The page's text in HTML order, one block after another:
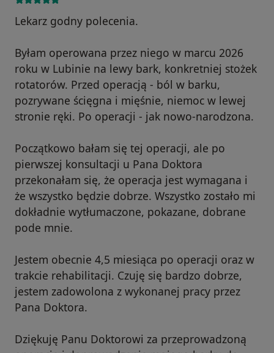
Lekarz godny polecenia.
Byłam operowana przez niego w marcu 2026
roku w Lubinie na lewy bark, konkretniej stożek
rotatorów. Przed operacją - ból w barku,
pozrywane ścięgna i mięśnie, niemoc w lewej
stronie ręki. Po operacji - jak nowo-narodzona.
Początkowo bałam się tej operacji, ale po
pierwszej konsultacji u Pana Doktora
przekonałam się, że operacja jest wymagana i
że wszystko będzie dobrze. Wszystko zostało mi
dokładnie wytłumaczone, pokazane, dobrane
pode mnie.
Jestem obecnie 4,5 miesiąca po operacji oraz w
trakcie rehabilitacji. Czuję się bardzo dobrze,
jestem zadowolona z wykonanej pracy przez
Pana Doktora.
Dziękuję Panu Doktorowi za przeprowadzoną